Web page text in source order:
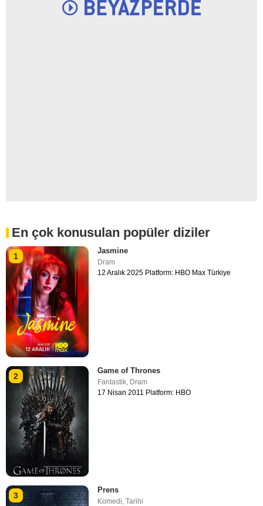
En çok konusulan popüler diziler
1
Jasmine
Dram
12 Aralık 2025 Platform: HBO Max Türkiye
2
Game of Thrones
Fantastik Dram
17 Nisan 2011 Platform: HBO
3
Prens
Komedi,Tarihi